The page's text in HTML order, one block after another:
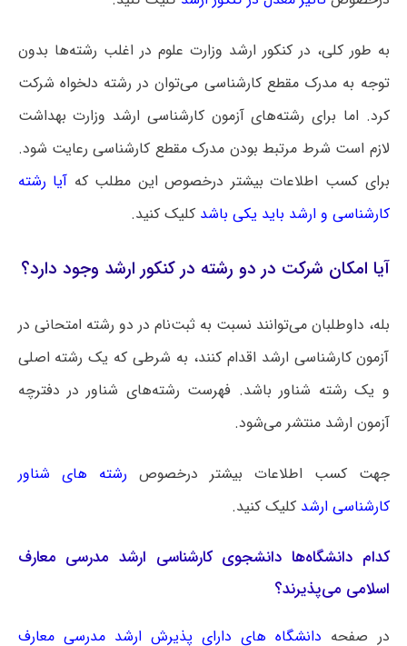
به طور کلی، در کنکور ارشد وزارت علوم در اغلب رشته‌ها بدون
توجه به مدرک مقطع کارشناسی می‌توان در رشته دلخواه شرکت
کرد. اما برای رشته‌های آزمون کارشناسی ارشد وزارت بهداشت
لازم است شرط مرتبط بودن مدرک مقطع کارشناسی رعایت شود.
برای کسب اطلاعات بیشتر درخصوص این مطلب که آیا رشته
کارشناسی و ارشد باید یکی باشد کلیک کنید.
آیا امکان شرکت در دو رشته در کنکور ارشد وجود دارد؟
بله، داوطلبان می‌توانند نسبت به ثبت‌نام در دو رشته امتحانی در
آزمون کارشناسی ارشد اقدام کنند، به شرطی که یک رشته اصلی
و یک رشته شناور باشد. فهرست رشته‌های شناور در دفترچه
آزمون ارشد منتشر می‌شود.
جهت کسب اطلاعات بیشتر درخصوص رشته های شناور
کارشناسی ارشد کلیک کنید.
کدام دانشگاه‌ها دانشجوی کارشناسی ارشد مدرسی معارف
اسلامی می‌پذیرند؟
در صفحه دانشگاه های دارای پذیرش ارشد مدرسی معارف